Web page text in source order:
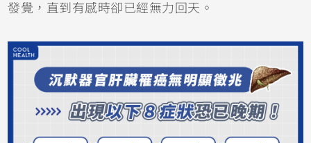
發覺，直到有感時卻已經無力回天。